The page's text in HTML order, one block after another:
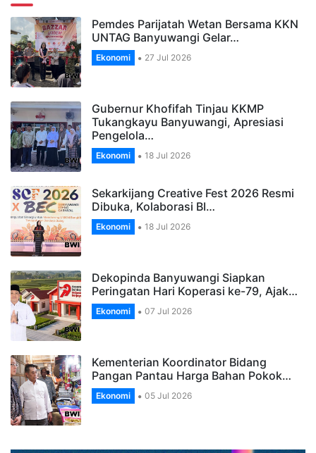
Pemdes Parijatah Wetan Bersama KKN
UNTAG Banyuwangi Gelar…
Ekonomi 27 Jul 2026
Gubernur Khofifah Tinjau KKMP
Tukangkayu Banyuwangi, Apresiasi
Pengelola…
Ekonomi 18 Jul 2026
Sekarkijang Creative Fest 2026 Resmi
Dibuka, Kolaborasi BI…
Ekonomi 18 Jul 2026
Dekopinda Banyuwangi Siapkan
Peringatan Hari Koperasi ke-79, Ajak…
Ekonomi 07 Jul 2026
Kementerian Koordinator Bidang
Pangan Pantau Harga Bahan Pokok…
Ekonomi 05 Jul 2026